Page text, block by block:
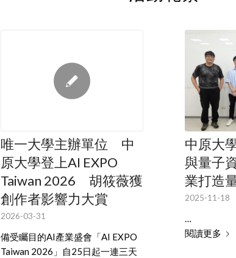
唯一大學主辦單位 中
原大學登上AI EXPO
Taiwan 2026 胡筱薇獲
創作者影響力大賞
2026-03-31
備受矚目的AI產業盛會「AI EXPO
Taiwan 2026」自25日起一連三天
中原大
與量子
業打造
2025-11-18
…
閱讀更多